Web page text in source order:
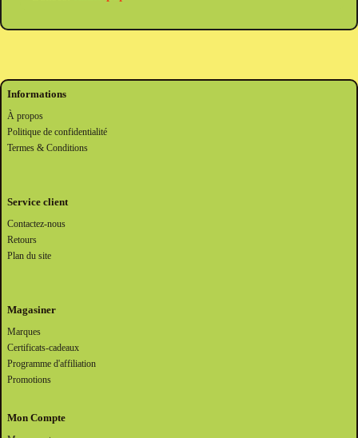
Informations
À propos
Politique de confidentialité
Termes & Conditions
Service client
Contactez-nous
Retours
Plan du site
Magasiner
Marques
Certificats-cadeaux
Programme d'affiliation
Promotions
Mon Compte